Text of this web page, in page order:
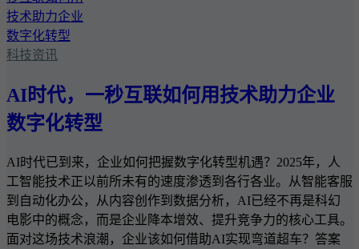
科技资讯
AI时代，一秒互联如何用技术助力企业
数字化转型
AI时代已到来，企业如何把握数字化转型机遇？2025年，人
工智能技术正以前所未有的速度渗透到各行各业。从智能客服
到自动化办公，从内容创作到数据分析，AI已经不再是科幻
电影中的概念，而是企业降本增效、提升竞争力的核心工具。
面对这场技术浪潮，企业该如何借助AI实现弯道超车？答案